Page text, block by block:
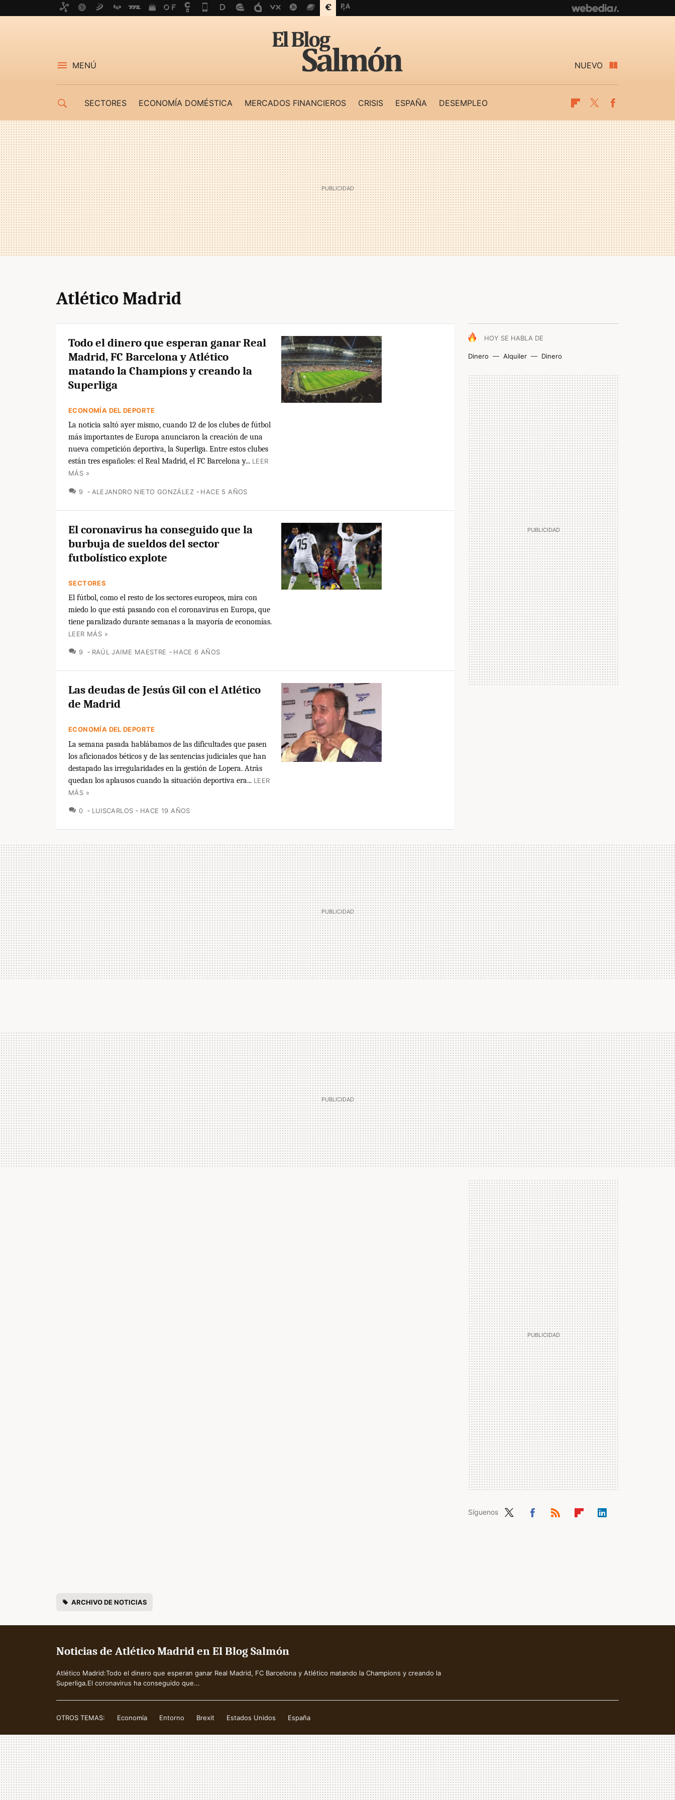
MENÚ NUEVO
SECTORES ECONOMÍA DOMÉSTICA MERCADOS FINANCIEROS CRISIS ESPAÑA DESEMPLEO Flipboard
Twitter
Atlético Madrid
HOY SE HABLA DE
Dinero Alquiler Dinero
Todo el dinero que esperan ganar Real
Madrid, FC Barcelona y Atlético
matando la Champions y creando la
Superliga
ECONOMÍA DEL DEPORTE
La noticia saltó ayer mismo, cuando 12 de los clubes de fútbol
más importantes de Europa anunciaron la creación de una
nueva competición deportiva, la Superliga. Entre estos clubes
están tres españoles: el Real Madrid, el FC Barcelona y... LEER
MÁS »
9 COMENTARIOS
ALEJANDRO NIETO GONZÁLEZ HACE 5 AÑOS
El coronavirus ha conseguido que la
burbuja de sueldos del sector
futbolístico explote
SECTORES
El fútbol, como el resto de los sectores europeos, mira con
miedo lo que está pasando con el coronavirus en Europa, que
tiene paralizado durante semanas a la mayoría de economías.
LEER MÁS »
9 COMENTARIOS
RAÚL JAIME MAESTRE HACE 6 AÑOS
Las deudas de Jesús Gil con el Atlético
de Madrid
ECONOMÍA DEL DEPORTE
La semana pasada hablábamos de las dificultades que pasen
los aficionados béticos y de las sentencias judiciales que han
destapado las irregularidades en la gestión de Lopera. Atrás
quedan los aplausos cuando la situación deportiva era... LEER
MÁS »
0 COMENTARIOS
LUISCARLOS HACE 19 AÑOS
Síguenos
ARCHIVO DE NOTICIAS
Noticias de Atlético Madrid en El Blog Salmón
Atlético Madrid:Todo el dinero que esperan ganar Real Madrid, FC Barcelona y Atlético matando la Champions y creando la
Superliga.El coronavirus ha conseguido que...
OTROS TEMAS: Economía Entorno Brexit Estados Unidos España